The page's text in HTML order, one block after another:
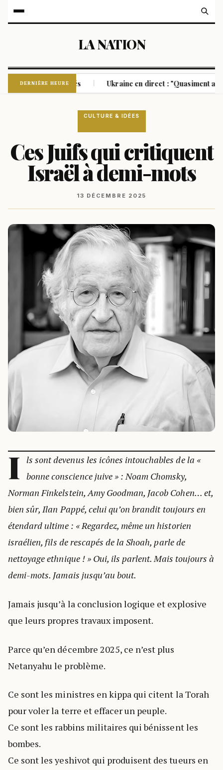
LA NATION
DERNIÈRE HEURE
et 7 blessés | Ukraine en direct : "Quasiment
CULTURE & IDÉES
Ces Juifs qui critiquent
Israël à demi-mots
13 DÉCEMBRE 2025
I
ls sont devenus les icônes intouchables de la «
bonne conscience juive » : Noam Chomsky,
Norman Finkelstein, Amy Goodman, Jacob Cohen… et,
bien sûr, Ilan Pappé, celui qu’on brandit toujours en
étendard ultime : « Regardez, même un historien
israélien, fils de rescapés de la Shoah, parle de
nettoyage ethnique ! » Oui, ils parlent. Mais toujours à
demi-mots. Jamais jusqu’au bout.
Jamais jusqu’à la conclusion logique et explosive
que leurs propres travaux imposent.
Parce qu’en décembre 2025, ce n’est plus
Netanyahu le problème.
Ce sont les ministres en kippa qui citent la Torah
pour voler la terre et effacer un peuple.
Ce sont les rabbins militaires qui bénissent les
bombes.
Ce sont les yeshivot qui produisent des tueurs en